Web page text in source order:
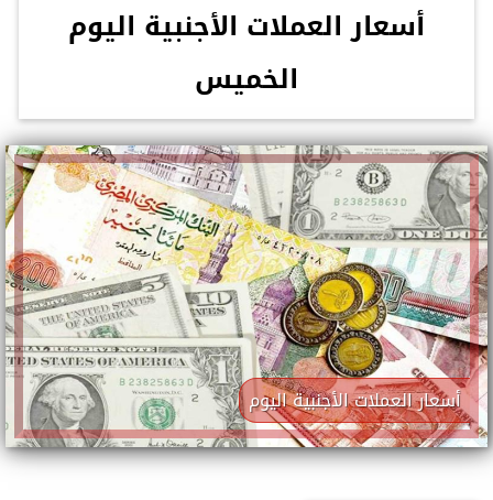
أسعار العملات الأجنبية اليوم
الخميس
أسعار العملات الأجنبية اليوم